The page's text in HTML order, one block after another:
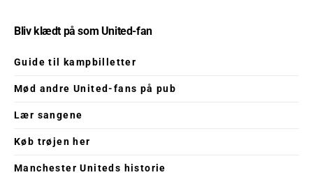
Bliv klædt på som United-fan
Guide til kampbilletter
Mød andre United-fans på pub
Lær sangene
Køb trøjen her
Manchester Uniteds historie